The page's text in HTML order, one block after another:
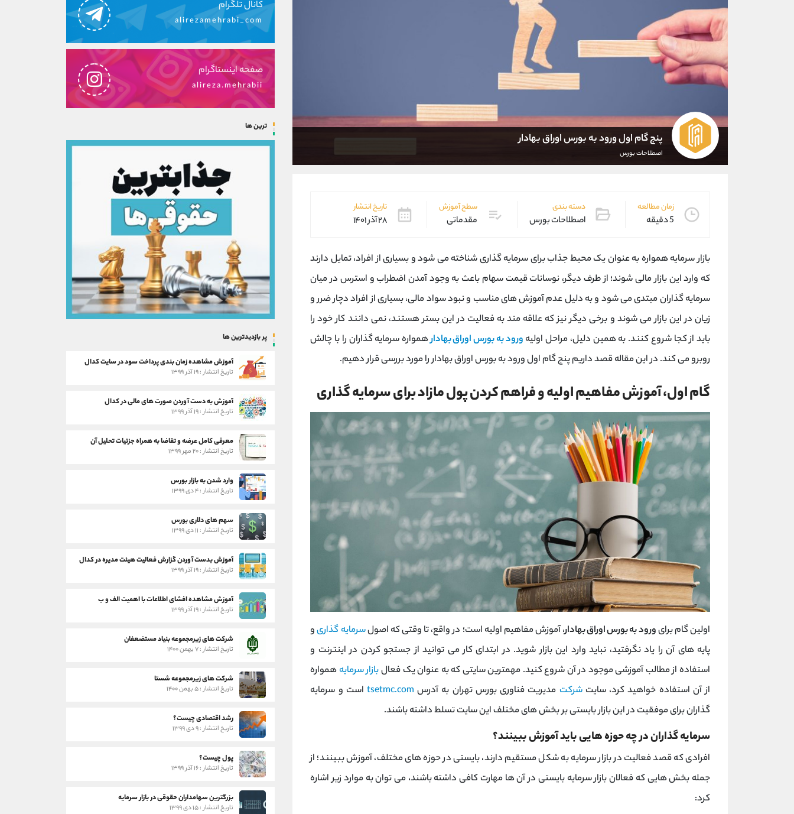
پنج گام اول ورود به بورس اوراق بهادار
اصطلاحات بورس
زمان مطالعه
5 دقیقه
دسته بندی
اصطلاحات بورس
سطح آموزش
مقدماتی
تاریخ انتشار
۲۸ آذر ۱۴۰۱
بازار سرمایه همواره به عنوان یک محیط جذاب برای سرمایه گذاری شناخته می شود و بسیاری از افراد، تمایل دارند
که وارد این بازار مالی شوند؛ از طرف دیگر، نوسانات قیمت سهام باعث به وجود آمدن اضطراب و استرس در میان
سرمایه گذاران مبتدی می شود و به دلیل عدم آموزش های مناسب و نبود سواد مالی، بسیاری از افراد دچار ضرر و
زیان در این بازار می شوند و برخی دیگر نیز که علاقه مند به فعالیت در این بستر هستند، نمی دانند کار خود را
باید از کجا شروع کنند. به همین دلیل، مراحل اولیه ورود به بورس اوراق بهادارهمواره سرمایه گذاران را با چالش
روبرو می کند. در این مقاله قصد داریم پنج گام اول ورود به بورس اوراق بهادار را مورد بررسی قرار دهیم.
گام اول، آموزش مفاهیم اولیه و فراهم کردن پول مازاد برای سرمایه گذاری
اولین گام برایورود به بورس اوراق بهادار، آموزش مفاهیم اولیه است؛ در واقع، تا وقتی که اصولسرمایه گذاریو
پایه های آن را یاد نگرفتید، نباید وارد این بازار شوید. در ابتدای کار می توانید از جستجو کردن در اینترنت و
استفاده از مطالب آموزشی موجود در آن شروع کنید. مهمترین سایتی که به عنوان یک فعالبازار سرمایه همواره
از آن استفاده خواهید کرد، سایتشرکت مدیریت فناوری بورس تهران به آدرس tsetmc.comاست و سرمایه
گذاران برای موفقیت در این بازار بایستی بر بخش های مختلف این سایت تسلط داشته باشند.
سرمایه گذاران در چه حوزه هایی باید آموزش ببینند؟
افرادی که قصد فعالیت در بازار سرمایه به شکل مستقیم دارند، بایستی در حوزه های مختلف، آموزش ببینند؛ از
جمله بخش هایی که فعالان بازار سرمایه بایستی در آن ها مهارت کافی داشته باشند، می توان به موارد زیر اشاره
کرد:
کانال تلگرام
alirezamehrabi_com
صفحه اینستاگرام
alireza.mehrabii
ترین ها
پر بازدیدترین ها
آموزش مشاهده زمان بندی پرداخت سود در سایت کدال
تاریخ انتشار : ۱۹ آذر ۱۳۹۹
آموزش به دست آوردن صورت های مالی در کدال
تاریخ انتشار : ۱۹ آذر ۱۳۹۹
معرفی کامل عرضه و تقاضا به همراه جزئیات تحلیل آن
تاریخ انتشار : ۲۰ مهر ۱۳۹۹
وارد شدن به بازار بورس
تاریخ انتشار : ۴ دی ۱۳۹۹
سهم های دلاری بورس
تاریخ انتشار : ۱۱ دی ۱۳۹۹
آموزش بدست آوردن گزارش فعالیت هیئت مدیره در کدال
تاریخ انتشار : ۱۹ آذر ۱۳۹۹
آموزش مشاهده افشای اطلاعات با اهمیت الف و ب
تاریخ انتشار : ۱۹ آذر ۱۳۹۹
شرکت های زیرمجموعه بنیاد مستضعفان
تاریخ انتشار : ۷ بهمن ۱۴۰۰
شرکت های زیرمجموعه شستا
تاریخ انتشار : ۵ بهمن ۱۴۰۰
رشد اقتصادی چیست؟
تاریخ انتشار : ۹ دی ۱۳۹۹
پول چیست؟
تاریخ انتشار : ۱۶ آذر ۱۳۹۹
بزرگترین سهامداران حقوقی در بازار سرمایه
تاریخ انتشار : ۱۵ دی ۱۳۹۹